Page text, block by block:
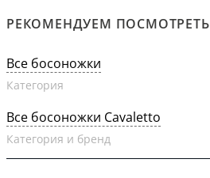
РЕКОМЕНДУЕМ ПОСМОТРЕТЬ
Все босоножки
Категория
Все босоножки Cavaletto
Категория и бренд